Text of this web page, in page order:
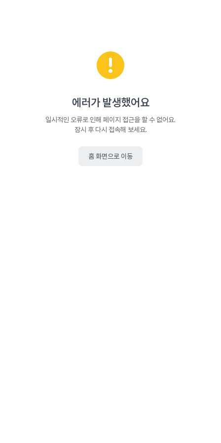
에러가 발생했어요
일시적인 오류로 인해 페이지 접근을 할 수 없어요.
잠시 후 다시 접속해 보세요.
홈 화면으로 이동